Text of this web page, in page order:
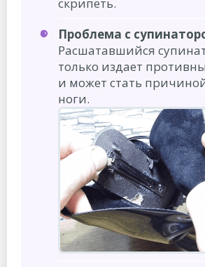
Проблема с
Расшатавшийся
только издает
и может стать
ноги.